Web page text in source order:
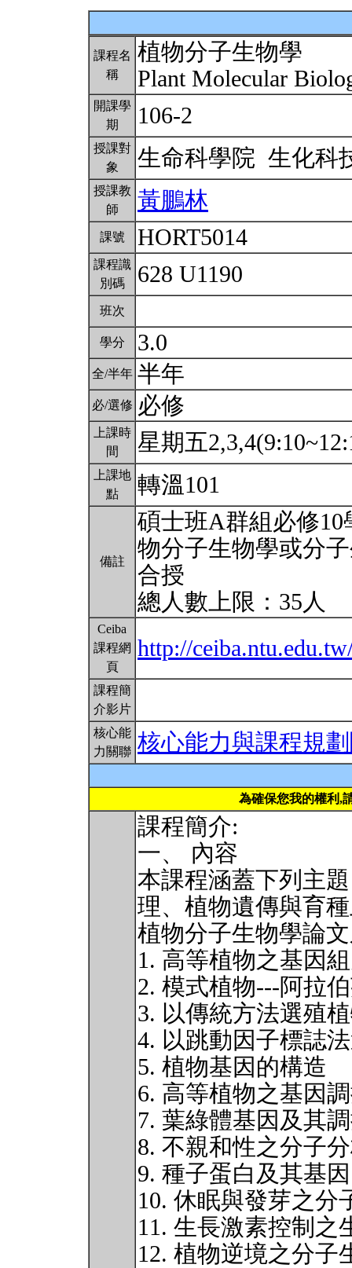
課程名
稱
植物分子生物學
Plant Molecular
開課學
期
106-2
授課對
象
生命科學院 生化
授課教
師
黃鵬林
課號 HORT5014
課程識
別碼
628 U1190
班次
學分 3.0
全/半年 半年
必/選修 必修
上課時
間
星期五
上課地
點
轉溫101
備註
碩士班A群組必修
物分子生物學或分
合授
總人數上限：35人
Ceiba
課程網
頁
http://
課程簡
介影片
核心能
力關聯 核心能力與課程規
為確保您我的權利,
課程簡介:
一、 內容
本課程涵蓋下列主
理、植物遺傳與育
植物分子生物學論
1. 高等植物之基因
2. 模式植物---阿拉
3. 以傳統方法選殖
4. 以跳動因子標誌
5. 植物基因的構造
6. 高等植物之基因
7. 葉綠體基因及其
8. 不親和性之分子
9. 種子蛋白及其基因
10. 休眠與發芽之分
11. 生長激素控制之
12. 植物逆境之分子